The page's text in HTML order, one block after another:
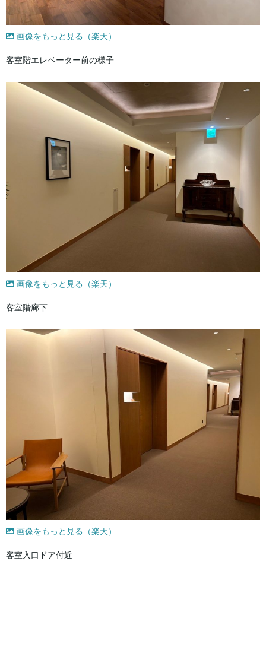
画像をもっと見る（楽天）
客室階エレベーター前の様子
画像をもっと見る（楽天）
客室階廊下
画像をもっと見る（楽天）
客室入口ドア付近